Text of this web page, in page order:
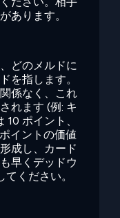
あります。
どのメルドに
を指します。
係なく、これ
れます (例: キ
ポイント、
イントの価値
成し、カード
早くデッドウ
ください。